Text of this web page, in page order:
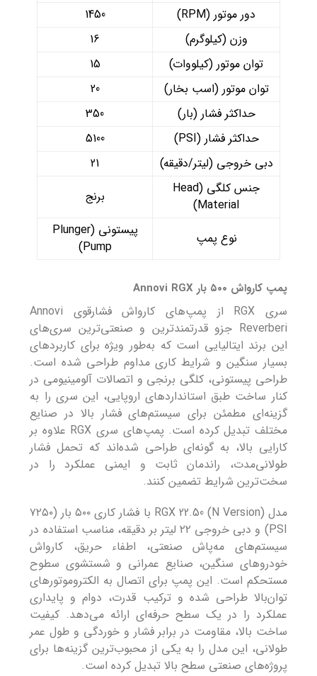
دور موتور (RPM)
1450
وزن (کیلوگرم)
16
توان موتور (کیلووات)
15
توان موتور (اسب بخار)
20
حداکثر فشار (بار)
350
حداکثر فشار (PSI)
5100
دبی خروجی (لیتر/دقیقه)
21
جنس کلگی (Head
Material)
برنج
نوع پمپ
پیستونی (Plunger
Pump)
پمپ کارواش ۵۰۰ بار Annovi RGX
سری RGX از پمپ‌های کارواش فشارقوی Annovi
Reverberi جزو قدرتمندترین و صنعتی‌ترین سری‌های
این برند ایتالیایی است که به‌طور ویژه برای کاربردهای
بسیار سنگین و شرایط کاری مداوم طراحی شده است.
طراحی پیستونی، کلگی برنجی و اتصالات آلومینیومی در
کنار ساخت طبق استانداردهای اروپایی، این سری را به
گزینه‌ای مطمئن برای سیستم‌های فشار بالا در صنایع
مختلف تبدیل کرده است. پمپ‌های سری RGX علاوه بر
کارایی بالا، به گونه‌ای طراحی شده‌اند که تحمل فشار
طولانی‌مدت، راندمان ثابت و ایمنی عملکرد را در
سخت‌ترین شرایط تضمین کنند.
مدل RGX 22.50 (N Version) با فشار کاری ۵۰۰ بار (۷۲۵۰
PSI) و دبی خروجی ۲۲ لیتر بر دقیقه، مناسب استفاده در
سیستم‌های مه‌پاش صنعتی، اطفاء حریق، کارواش
خودروهای سنگین، صنایع عمرانی و شستشوی سطوح
مستحکم است. این پمپ برای اتصال به الکتروموتورهای
توان‌بالا طراحی شده و ترکیب قدرت، دوام و پایداری
عملکرد را در یک سطح حرفه‌ای ارائه می‌دهد. کیفیت
ساخت بالا، مقاومت در برابر فشار و خوردگی و طول عمر
طولانی، این مدل را به یکی از محبوب‌ترین گزینه‌ها برای
پروژه‌های صنعتی سطح بالا تبدیل کرده است.